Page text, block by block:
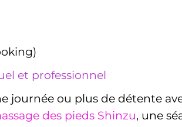
et professionnel
journée ou plus de détente
des pieds Shinzu, une